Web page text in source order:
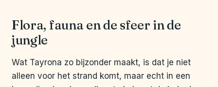
Flora, fauna en de sfeer in de
jungle
Wat Tayrona zo bijzonder maakt, is dat je niet
alleen voor het strand komt, maar echt in een